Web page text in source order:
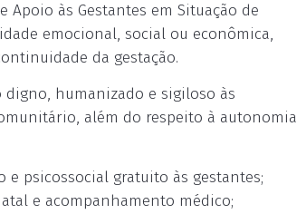
às Gestantes em Situação de
emocional, social ou econômica,
da gestação.
humanizado e sigiloso às
além do respeito à autonomia
psicossocial gratuito às gestantes;
e acompanhamento médico;